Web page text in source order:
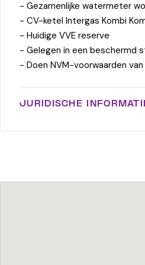
- Gezamenlijke watermeter
- CV-ketel Intergas Kombi
- Huidige VVE reserve
- Gelegen in een beschermd
- Doen NVM-voorwaarden
JURIDISCHE